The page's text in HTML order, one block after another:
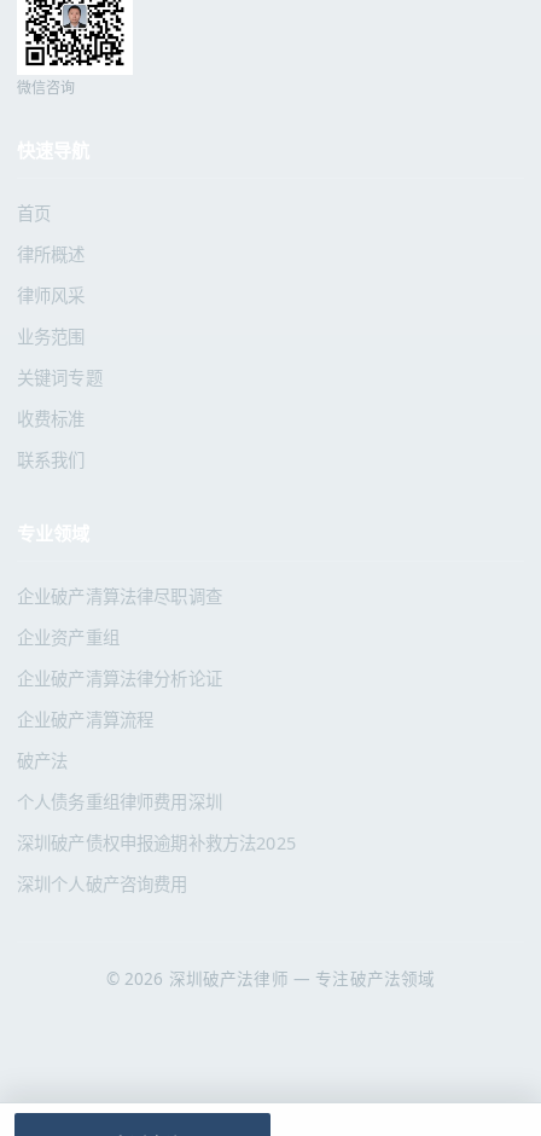
微信咨询
首页
律所概述
律师风采
业务范围
关键词专题
收费标准
联系我们
企业破产清算法律尽职调查
企业资产重组
企业破产清算法律分析论证
企业破产清算流程
破产法
个人债务重组律师费用深圳
深圳破产债权申报逾期补救方法2025
深圳个人破产咨询费用
© 2026 深圳破产法律师 — 专注破产法领域